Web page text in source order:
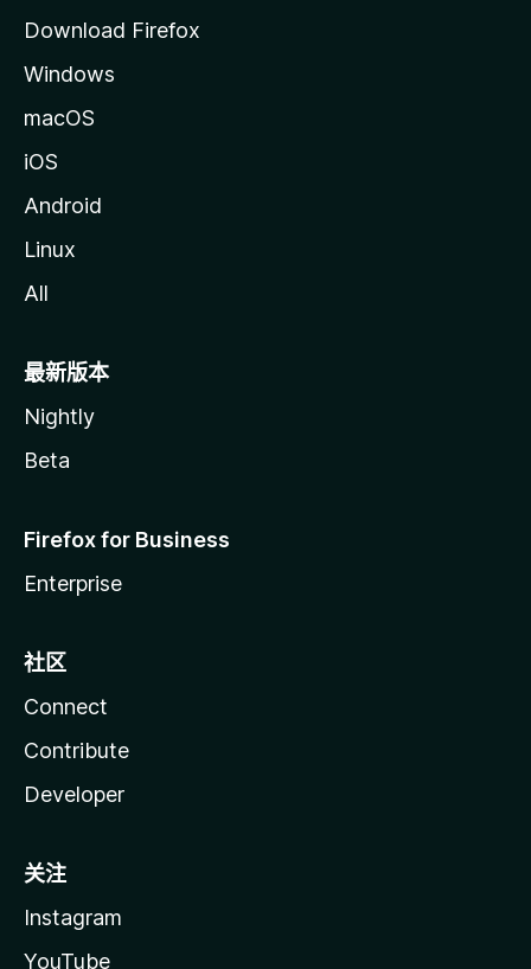
Download Firefox
Windows
macOS
iOS
Android
Linux
All
最新版本
Nightly
Beta
Firefox for Business
Enterprise
社区
Connect
Contribute
Developer
关注
Instagram
YouTube